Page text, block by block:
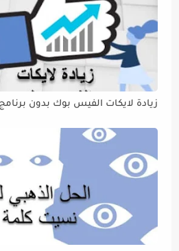
زيادة لايكات الفيس بوك بدون